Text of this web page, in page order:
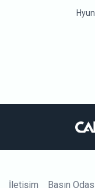
İletişim Basın